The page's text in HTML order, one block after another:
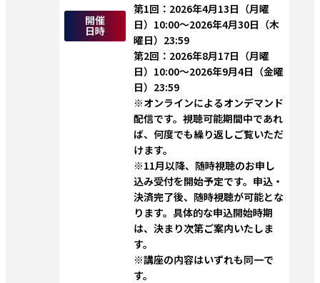
開催
日時
第1回：2026年4月13日（月曜
日）10:00～2026年4月30日（木
曜日）23:59
第2回：2026年8月17日（月曜
日）10:00～2026年9月4日（金曜
日）23:59
※オンラインによるオンデマンド
配信です。視聴可能期間中であれ
ば、何度でも繰り返しご覧いただ
けます。
※11月以降、随時視聴のお申し
込み受付を開始予定です。申込・
決済完了後、随時視聴が可能とな
ります。具体的な申込開始時期
は、決まり次第ご案内いたしま
す。
※講座の内容はいずれも同一で
す。